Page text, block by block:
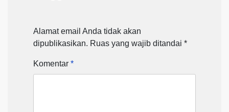
Alamat email Anda tidak akan
dipublikasikan. Ruas yang wajib ditandai *
Komentar *